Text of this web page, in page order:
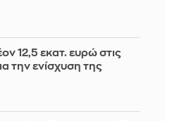
12,5 εκατ. ευρώ στις
την ενίσχυση της